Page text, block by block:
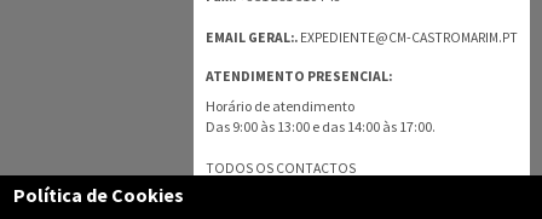
EMAIL GERAL:. EXPEDIENTE@CM-CASTROMARIM.PT
ATENDIMENTO PRESENCIAL:
Horário de atendimento
Das 9:00 às 13:00 e das 14:00 às 17:00.
TODOS OS CONTACTOS
Política de Cookies